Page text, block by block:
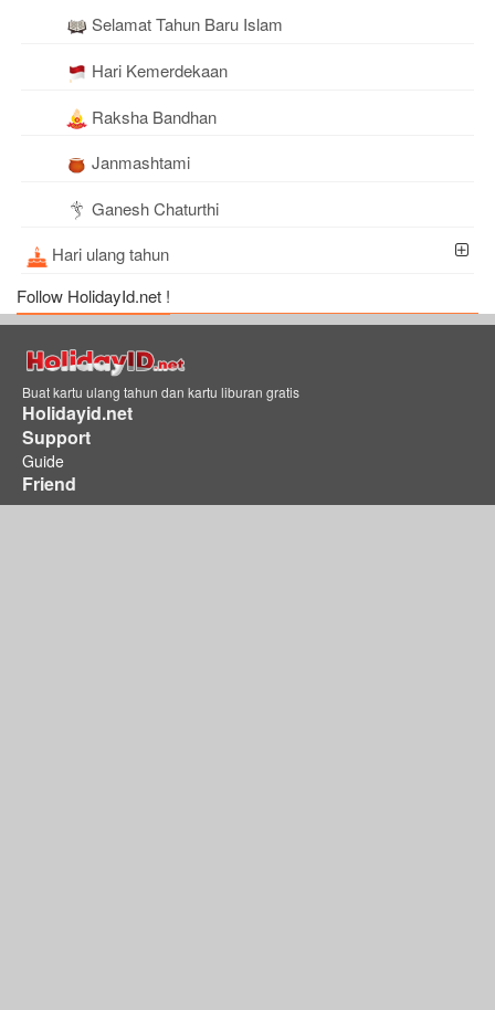
Selamat Tahun Baru Islam
Hari Kemerdekaan
Raksha Bandhan
Janmashtami
Ganesh Chaturthi
Hari ulang tahun
Follow HolidayId.net !
Buat kartu ulang tahun dan kartu liburan gratis
Holidayid.net
Support
Guide
Friend